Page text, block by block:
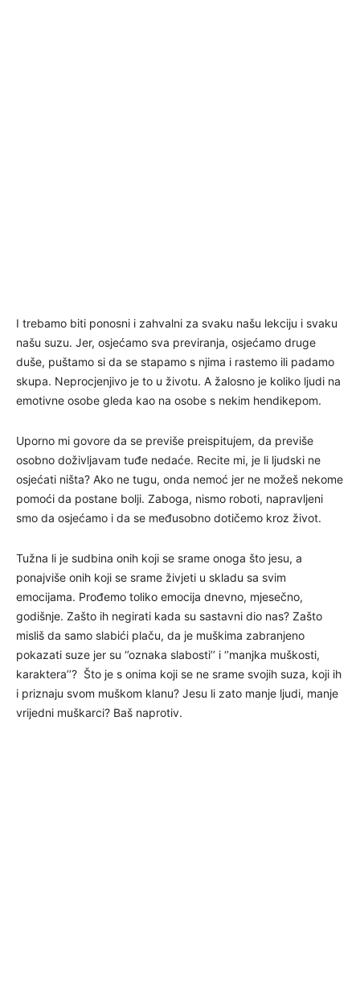
I trebamo biti ponosni i zahvalni za svaku našu lekciju i svaku
našu suzu. Jer, osjećamo sva previranja, osjećamo druge
duše, puštamo si da se stapamo s njima i rastemo ili padamo
skupa. Neprocjenjivo je to u životu. A žalosno je koliko ljudi na
emotivne osobe gleda kao na osobe s nekim hendikepom.
Uporno mi govore da se previše preispitujem, da previše
osobno doživljavam tuđe nedaće. Recite mi, je li ljudski ne
osjećati ništa? Ako ne tugu, onda nemoć jer ne možeš nekome
pomoći da postane bolji. Zaboga, nismo roboti, napravljeni
smo da osjećamo i da se međusobno dotičemo kroz život.
Tužna li je sudbina onih koji se srame onoga što jesu, a
ponajviše onih koji se srame živjeti u skladu sa svim
emocijama. Prođemo toliko emocija dnevno, mjesečno,
godišnje. Zašto ih negirati kada su sastavni dio nas? Zašto
misliš da samo slabići plaču, da je muškima zabranjeno
pokazati suze jer su ‘’oznaka slabosti’’ i ‘’manjka muškosti,
karaktera’’? Što je s onima koji se ne srame svojih suza, koji ih
i priznaju svom muškom klanu? Jesu li zato manje ljudi, manje
vrijedni muškarci? Baš naprotiv.